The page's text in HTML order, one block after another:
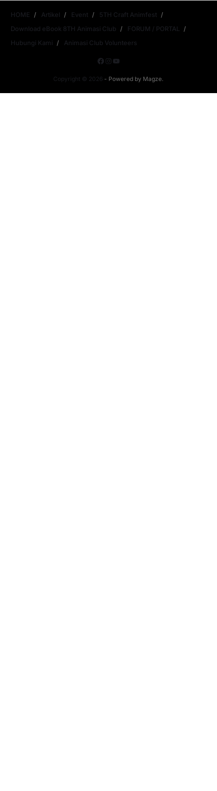
Copyright © 2026 - Powered by Magze.
HOME Artikel Event
5TH Craft Animfest
Download eBook 8TH Animasi Club
FORUM / PORTAL
Hubungi Kami
Animasi Club Volunteers